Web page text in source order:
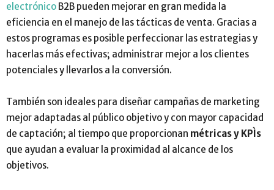
electrónico B2B pueden mejorar en gran medida la
eficiencia en el manejo de las tácticas de venta. Gracias a
estos programas es posible perfeccionar las estrategias y
hacerlas más efectivas; administrar mejor a los clientes
potenciales y llevarlos a la conversión.
También son ideales para diseñar campañas de marketing
mejor adaptadas al público objetivo y con mayor capacidad
de captación; al tiempo que proporcionan métricas y KPÌs
que ayudan a evaluar la proximidad al alcance de los
objetivos.